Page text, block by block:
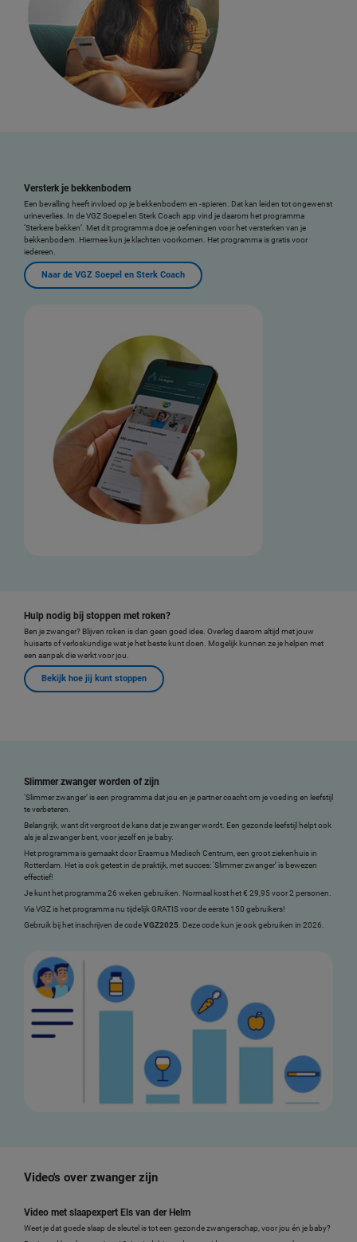
Versterk je bekkenbodem
Een bevalling heeft invloed op je bekkenbodem en -spieren. Dat kan leiden tot ongewenst
urineverlies. In de VGZ Soepel en Sterk Coach app vind je daarom het programma
‘Sterkere bekken’. Met dit programma doe je oefeningen voor het versterken van je
bekkenbodem. Hiermee kun je klachten voorkomen. Het programma is gratis voor
iedereen.
Naar de VGZ Soepel en Sterk Coach
Hulp nodig bij stoppen met roken?
Ben je zwanger? Blijven roken is dan geen goed idee. Overleg daarom altijd met jouw
huisarts of verloskundige wat je het beste kunt doen. Mogelijk kunnen ze je helpen met
een aanpak die werkt voor jou.
Bekijk hoe jij kunt stoppen
Slimmer zwanger worden of zijn
‘Slimmer zwanger’ is een programma dat jou en je partner coacht om je voeding en leefstijl
te verbeteren.
Belangrijk, want dit vergroot de kans dat je zwanger wordt. Een gezonde leefstijl helpt ook
als je al zwanger bent, voor jezelf en je baby.
Het programma is gemaakt door Erasmus Medisch Centrum, een groot ziekenhuis in
Rotterdam. Het is ook getest in de praktijk, met succes: ‘Slimmer zwanger’ is bewezen
effectief!
Je kunt het programma 26 weken gebruiken. Normaal kost het € 29,95 voor 2 personen.
Via VGZ is het programma nu tijdelijk GRATIS voor de eerste 150 gebruikers!
Gebruik bij het inschrijven de codeVGZ2025. Deze code kun je ook gebruiken in 2026.
Video's over zwanger zijn
Video met slaapexpert Els van der Helm
Weet je dat goede slaap de sleutel is tot een gezonde zwangerschap, voor jou én je baby?